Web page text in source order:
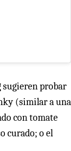
sugieren probar
(similar a una
con tomate
curado; o el